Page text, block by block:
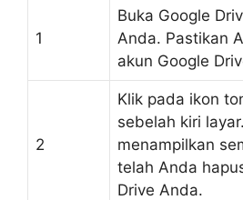
1
Buka Google
Anda. Pastikan
akun Google
2
Klik pada ikon
sebelah kiri
menampilkan
telah Anda
Drive Anda.